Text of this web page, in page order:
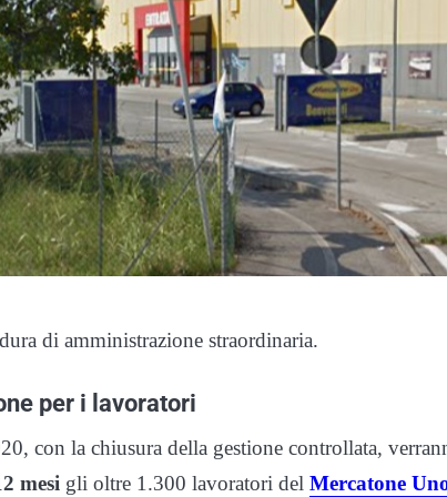
di amministrazione straordinaria.
per i lavoratori
con la chiusura della gestione controllata,
mesi gli oltre 1.300 lavoratori del Mercatone